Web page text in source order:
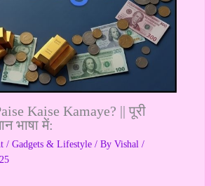
Kaise Kamaye? || पूरी
भाषा में:
/ Gadgets & Lifestyle/ By Vishal /